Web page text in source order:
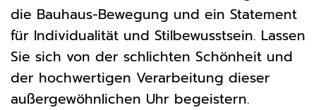
die Bauhaus-Bewegung und ein Statement
für Individualität und Stilbewusstsein. Lassen
Sie sich von der schlichten Schönheit und
der hochwertigen Verarbeitung dieser
außergewöhnlichen Uhr begeistern.